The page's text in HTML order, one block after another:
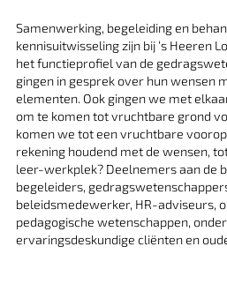
Samenwerking, begeleiding en
kennisuitwisseling zijn bij ‘s Heeren
het functieprofiel van de
gingen in gesprek over hun wensen
elementen. Ook gingen we met
om te komen tot vruchtbare grond
komen we tot een vruchtbare
rekening houdend met de wensen,
leer-werkplek? Deelnemers aan de
begeleiders,
beleidsmedewerker, HR-adviseurs,
pedagogische wetenschappen,
ervaringsdeskundige cliënten en